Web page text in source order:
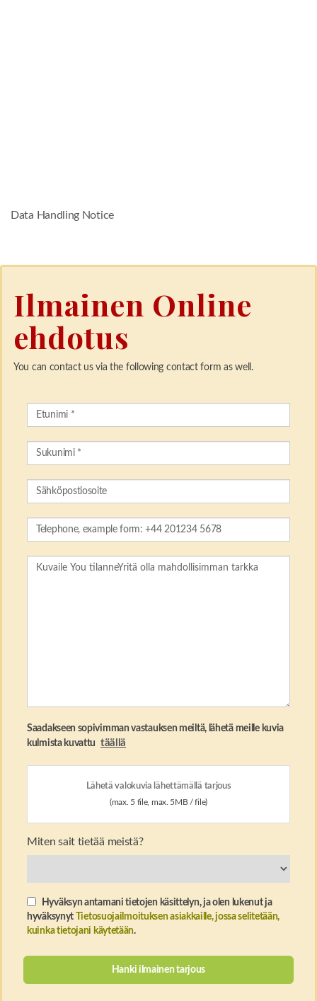
Data Handling Notice
Ilmainen Online
ehdotus
You can contact us via the following contact form as well.
Saadakseen sopivimman vastauksen meiltä, ​​lähetä meille kuvia
kulmista kuvattu täällä
Lähetä valokuvia lähettämällä tarjous
(max. 5 file, max. 5MB / file)
Miten sait tietää meistä?
Hyväksyn antamani tietojen käsittelyn, ja olen lukenut ja
hyväksynyt
Tietosuojailmoituksen asiakkaille, jossa selitetään,
kuinka tietojani käytetään.